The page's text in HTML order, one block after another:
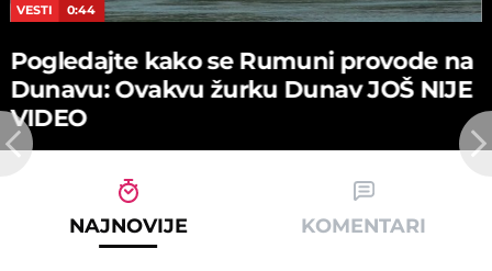
VESTI 0:44
Pogledajte kako se Rumuni provode na
Dunavu: Ovakvu žurku Dunav JOŠ NIJE
VIDEO
NAJNOVIJE KOMENTARI